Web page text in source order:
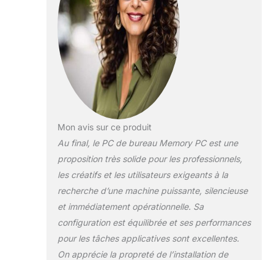
toutes les dernières mises à jour.
Nous renonçons délibérément à
des logiciels publicitaires ou
bloatware gênants pour garantir
des performances maximales.
Mon avis sur ce produit
Au final, le PC de bureau Memory PC est une
proposition très solide pour les professionnels,
les créatifs et les utilisateurs exigeants à la
recherche d’une machine puissante, silencieuse
et immédiatement opérationnelle. Sa
configuration est équilibrée et ses performances
pour les tâches applicatives sont excellentes.
On apprécie la propreté de l’installation de